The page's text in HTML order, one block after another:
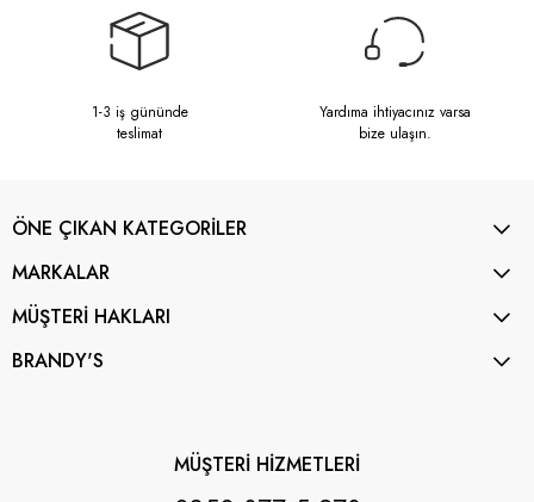
1-3 iş gününde
teslimat
Yardıma ihtiyacınız varsa
bize ulaşın.
ÖNE ÇIKAN KATEGORİLER
MARKALAR
MÜŞTERİ HAKLARI
BRANDY'S
MÜŞTERİ HİZMETLERİ